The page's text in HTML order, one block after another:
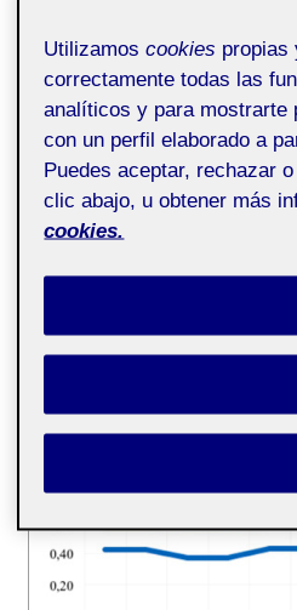
Fuente: elaboración propia a partir de
Figura 2. Indicadores para
Utilizamoscookies propias
correctamente todas las
analíticos y para mostrarte
con un perfil elaborado a
Puedes aceptar, rechazar
clic abajo, u obtener más
cookies.